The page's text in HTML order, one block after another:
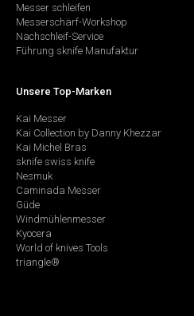
Messer schleifen
Messerschärf-Workshop
Nachschleif-Service
Führung sknife Manufaktur
Unsere Top-Marken
Kai Messer
Kai Collection by Danny Khezzar
Kai Michel Bras
sknife swiss knife
Nesmuk
Caminada Messer
Güde
Windmühlenmesser
Kyocera
World of knives Tools
triangle®